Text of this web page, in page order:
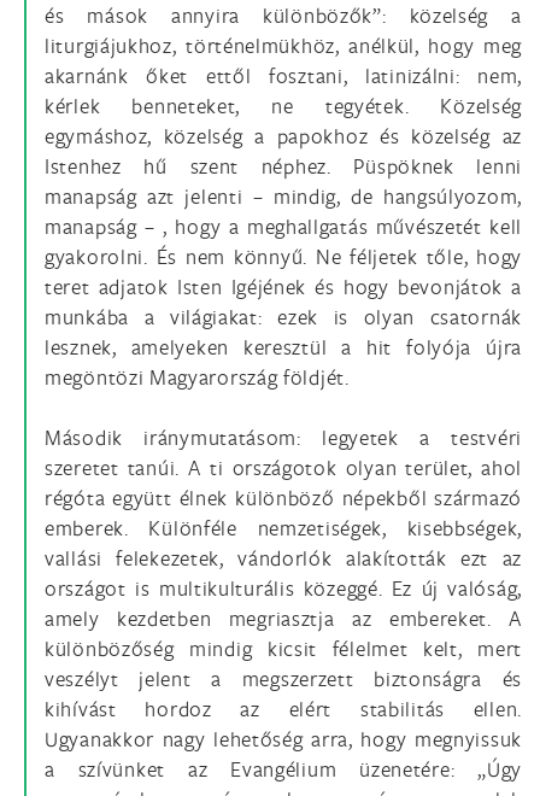
és mások annyira különbözők”: közelség a
liturgiájukhoz, történelmükhöz, anélkül, hogy meg
akarnánk őket ettől fosztani, latinizálni: nem,
kérlek benneteket, ne tegyétek. Közelség
egymáshoz, közelség a papokhoz és közelség az
Istenhez hű szent néphez. Püspöknek lenni
manapság azt jelenti – mindig, de hangsúlyozom,
manapság – , hogy a meghallgatás művészetét kell
gyakorolni. És nem könnyű. Ne féljetek tőle, hogy
teret adjatok Isten Igéjének és hogy bevonjátok a
munkába a világiakat: ezek is olyan csatornák
lesznek, amelyeken keresztül a hit folyója újra
megöntözi Magyarország földjét.
Második iránymutatásom: legyetek a testvéri
szeretet tanúi. A ti országotok olyan terület, ahol
régóta együtt élnek különböző népekből származó
emberek. Különféle nemzetiségek, kisebbségek,
vallási felekezetek, vándorlók alakították ezt az
országot is multikulturális közeggé. Ez új valóság,
amely kezdetben megriasztja az embereket. A
különbözőség mindig kicsit félelmet kelt, mert
veszélyt jelent a megszerzett biztonságra és
kihívást hordoz az elért stabilitás ellen.
Ugyanakkor nagy lehetőség arra, hogy megnyissuk
a szívünket az Evangélium üzenetére: „Úgy